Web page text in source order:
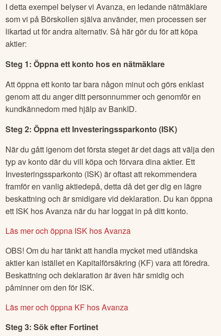
I detta exempel belyser vi Avanza, en ledande nätmäklare
som vi på Börskollen själva använder, men processen ser
likartad ut för andra alternativ. Så här gör du för att köpa
aktier:
Steg 1: Öppna ett konto hos en nätmäklare
Att öppna ett konto tar bara någon minut och görs enklast
genom att du anger ditt personnummer och genomför en
kundkännedom med hjälp av BankID.
Steg 2: Öppna ett Investeringssparkonto (ISK)
När du gått igenom det första steget är det dags att välja den
typ av konto där du vill köpa och förvara dina aktier. Ett
Investeringssparkonto (ISK) är oftast att rekommendera
framför en vanlig aktiedepå, detta då det ger dig en lägre
beskattning och är smidigare vid deklaration. Du kan öppna
ett ISK hos Avanza när du har loggat in på ditt konto.
Läs mer och öppna ISK hos Avanza
OBS! Om du har tänkt att handla mycket med utländska
aktier kan istället en Kapitalförsäkring (KF) vara att föredra.
Beskattning och deklaration är även här smidig och
påminner om den för ISK.
Läs mer och öppna KF hos Avanza
Steg 3: Sök efter Fortinet